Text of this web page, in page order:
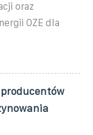
oraz
OZE dla